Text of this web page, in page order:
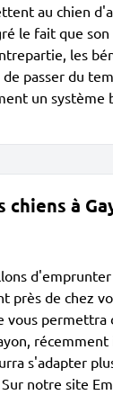
au chien
le fait que
les
passer du
un système
chiens à
près de chez
vous
s'adapter
notre site